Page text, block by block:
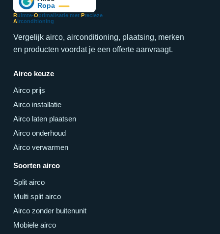
Ruimte-Optimalisatie met Precieze
Airconditioning
Vergelijk airco, airconditioning, plaatsing, merken
en producten voordat je een offerte aanvraagt.
Airco keuze
Airco prijs
Airco installatie
Airco laten plaatsen
Airco onderhoud
Airco verwarmen
Soorten airco
Split airco
Multi split airco
Airco zonder buitenunit
Mobiele airco